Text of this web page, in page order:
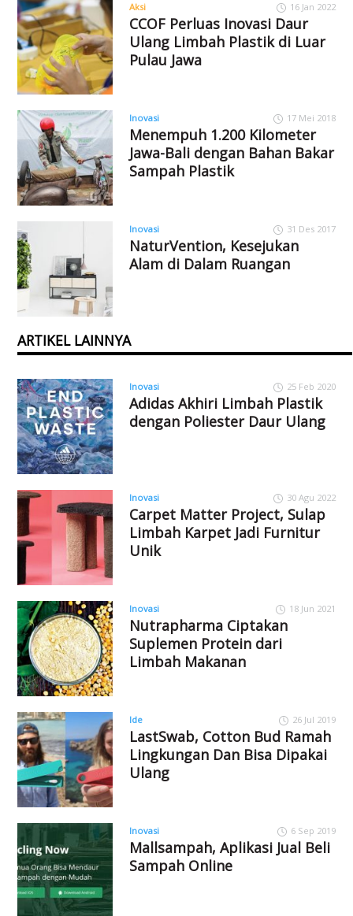
Aksi 16 Jan 2022
CCOF Perluas Inovasi Daur
Ulang Limbah Plastik di Luar
Pulau Jawa
Inovasi 17 Mei 2018
Menempuh 1.200 Kilometer
Jawa-Bali dengan Bahan Bakar
Sampah Plastik
Inovasi 31 Des 2017
NaturVention, Kesejukan
Alam di Dalam Ruangan
ARTIKEL LAINNYA
Inovasi 25 Feb 2020
Adidas Akhiri Limbah Plastik
dengan Poliester Daur Ulang
Inovasi 30 Agu 2022
Carpet Matter Project, Sulap
Limbah Karpet Jadi Furnitur
Unik
Inovasi 18 Jun 2021
Nutrapharma Ciptakan
Suplemen Protein dari
Limbah Makanan
Ide 26 Jul 2019
LastSwab, Cotton Bud Ramah
Lingkungan Dan Bisa Dipakai
Ulang
Inovasi 6 Sep 2019
Mallsampah, Aplikasi Jual Beli
Sampah Online